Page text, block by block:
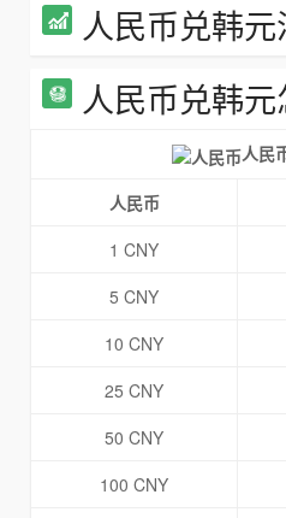
人民币兑韩
人民币兑韩
人民
人民币
1 CNY
5 CNY
10 CNY
25 CNY
50 CNY
100 CNY